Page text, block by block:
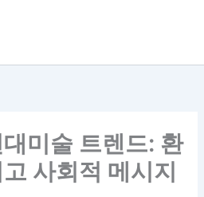
미술 트렌드: 환
사회적 메시지